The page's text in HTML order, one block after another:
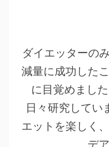
ダイエッターの
減量に成功した
に目覚めまし
日々研究してい
エットを楽しく